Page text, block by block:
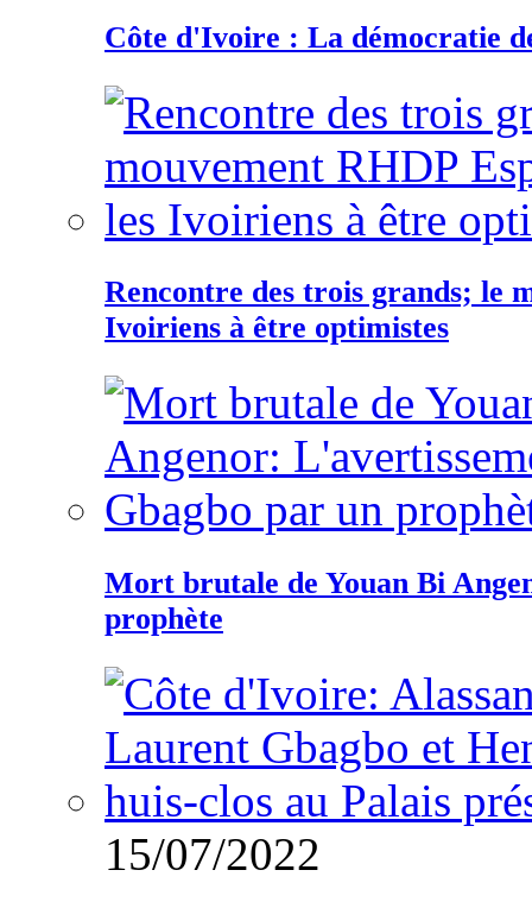
Côte d'Ivoire : La démocratie
Rencontre des trois grands; le
Ivoiriens à être optimistes
Mort brutale de Youan Bi
prophète
15/07/2022